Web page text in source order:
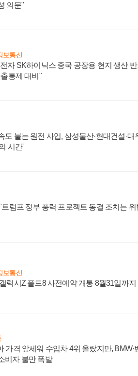
의문"
보통신
자 SK하이닉스 중국 공장용 현지 생산 반
통제 대비"
도 붙는 원전 사업, 삼성물산·현대건설·대
시간'
트럼프 정부 풍력 프로젝트 동결 조치는 위
보통신
럭시Z 폴드8 사전예약 개통 8월31일까지
가격 앞세워 수입차 4위 올랐지만, BMW·
비자 불만 폭발